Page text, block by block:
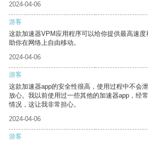
2024-04-06
游客
这款加速器VPM应用程序可以给你提供最高速
助你在网络上自由移动。
2024-04-06
游客
这款加速器app的安全性很高，使用过程中不会
放心。我以前使用过一些其他的加速器app，经
情况，这让我非常担心。
2024-04-06
游客